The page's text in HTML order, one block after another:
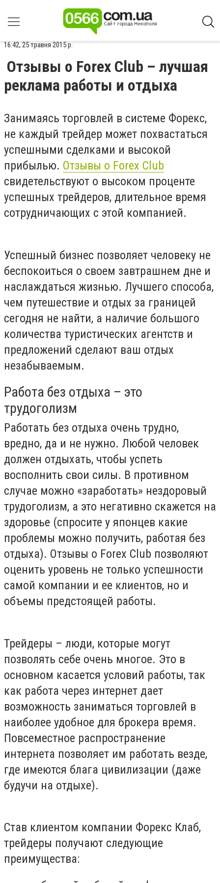
16:42, 25 травня 2015 р.
Отзывы о Forex Club – лучшая
реклама работы и отдыха
Занимаясь торговлей в системе Форекс,
не каждый трейдер может похвастаться
успешными сделками и высокой
прибылью. Отзывы о Forex Club
свидетельствуют о высоком проценте
успешных трейдеров, длительное время
сотрудничающих с этой компанией.
Успешный бизнес позволяет человеку не
беспокоиться о своем завтрашнем дне и
наслаждаться жизнью. Лучшего способа,
чем путешествие и отдых за границей
сегодня не найти, а наличие большого
количества туристических агентств и
предложений сделают ваш отдых
незабываемым.
Работа без отдыха – это
трудоголизм
Работать без отдыха очень трудно,
вредно, да и не нужно. Любой человек
должен отдыхать, чтобы успеть
восполнить свои силы. В противном
случае можно «заработать» нездоровый
трудоголизм, а это негативно скажется на
здоровье (спросите у японцев какие
проблемы можно получить, работая без
отдыха). Отзывы о Forex Club позволяют
оценить уровень не только успешности
самой компании и ее клиентов, но и
объемы предстоящей работы.
Трейдеры – люди, которые могут
позволять себе очень многое. Это в
основном касается условий работы, так
как работа через интернет дает
возможность заниматься торговлей в
наиболее удобное для брокера время.
Повсеместное распространение
интернета позволяет им работать везде,
где имеются блага цивилизации (даже
будучи на отдыхе).
Став клиентом компании Форекс Клаб,
трейдеры получают следующие
преимущества: